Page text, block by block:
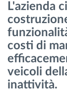
Scopri tutte
L'azienda
costi di
veicoli
inattività.